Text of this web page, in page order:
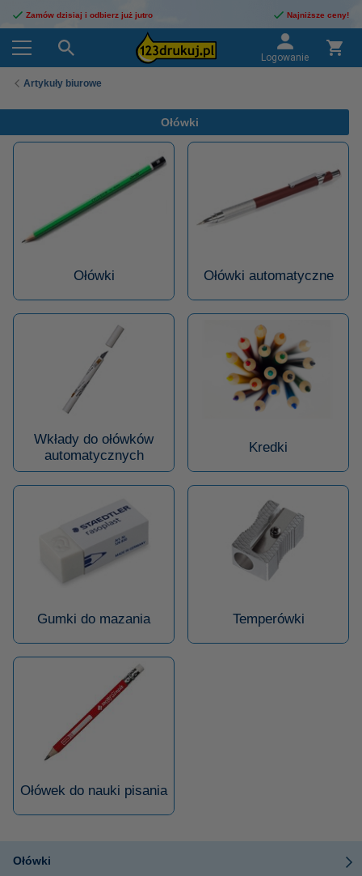
Zamów dzisiaj i odbierz już jutro Najniższe ceny!
Logowanie
Artykuły biurowe
Ołówki
Ołówki Ołówki automatyczne
Wkłady do ołówków
automatycznych
Kredki
Gumki do mazania Temperówki
Ołówek do nauki pisania
Ołówki